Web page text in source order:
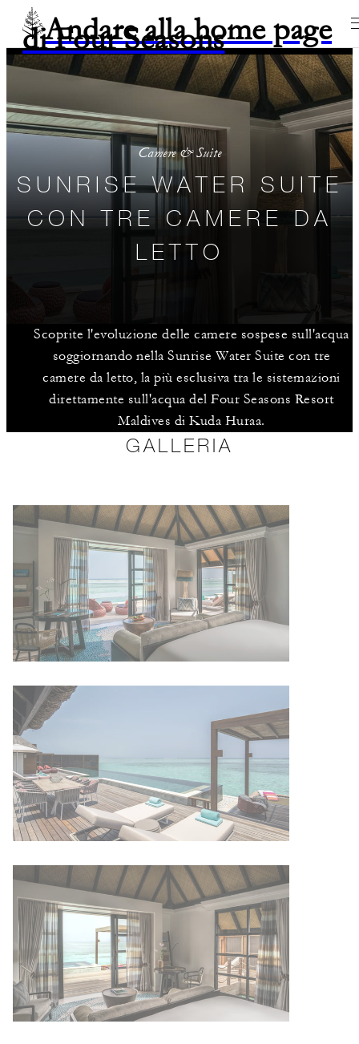
Andare alla home page
di Four Seasons
Camere & Suite
SUNRISE WATER SUITE
CON TRE CAMERE DA
LETTO
Scoprite l'evoluzione delle camere sospese sull'acqua
soggiornando nella Sunrise Water Suite con tre
camere da letto, la più esclusiva tra le sistemazioni
direttamente sull'acqua del Four Seasons Resort
Maldives di Kuda Huraa.
GALLERIA